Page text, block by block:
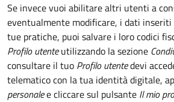
Se invece vuoi abilitare altri utenti a
eventualmente modificare, i dati
tue pratiche, puoi salvare i loro codici
Profilo utenteutilizzando la sezione
consultare il tuo Profilo utentedevi
telematico con la tua identità digitale,
personalee cliccare sul pulsante Il mio